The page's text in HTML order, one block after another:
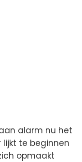
alarm nu het
lijkt te beginnen
opmaakt